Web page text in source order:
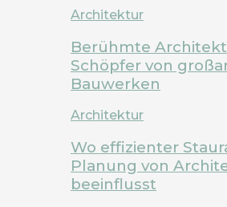
Architektur
Berühmte
Schöpfer von
Bauwerken
Architektur
Wo effizienter
Planung von
beeinflusst